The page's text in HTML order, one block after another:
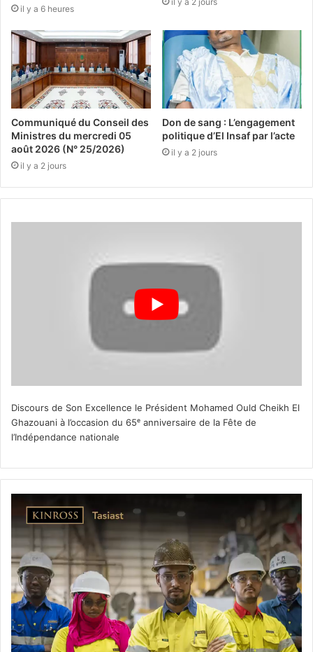
il y a 6 heures
Communiqué du Conseil des
Ministres du mercredi 05
août 2026 (N° 25/2026)
il y a 2 jours
Don de sang : L’engagement
politique d’El Insaf par l’acte
il y a 2 jours
Discours de Son Excellence le Président Mohamed Ould Cheikh El
Ghazouani à l’occasion du 65ᵉ anniversaire de la Fête de
l’Indépendance nationale